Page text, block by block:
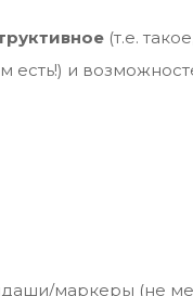
(т.е.
и
маркеры (не